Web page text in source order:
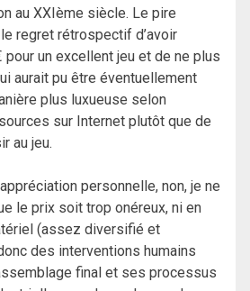
au XXIème siècle. Le pire
regret rétrospectif d’avoir
un excellent jeu et de ne plus
aurait pu être éventuellement
plus luxueuse selon
sur Internet plutôt que de
au jeu.
personnelle, non, je ne
le prix soit trop onéreux, ni en
(assez diversifié et
des interventions humains
final et ses processus